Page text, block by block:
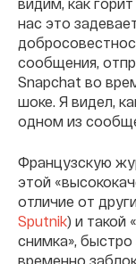
нас это
сообщения,
Snapchat во
шоке. Я видел,
одном из
Французскую
этой
отличие от
Sputnik) и такой
снимка»,
временно